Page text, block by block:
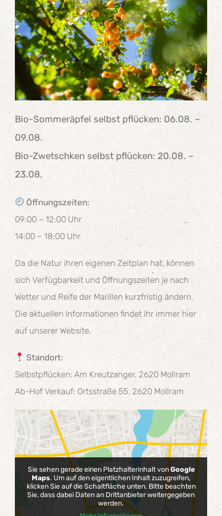
Bio-Sommeräpfel selbst pflücken: 06.08. –
09.08.
Bio-Zwetschken selbst pflücken: 20.08. –
23.08.
Öffnungszeiten:
09:00 – 12:00 Uhr
14:00 – 18:00 Uhr
Da die Natur ihren eigenen Zeitplan hat, können
sich Verfügbarkeit und Öffnungszeiten je nach
Wetter und Reife der Marillen kurzfristig ändern.
Die aktuellen Informationen findet ihr immer hier
auf unserer Website.
Standort:
Selbstpflücken: Am Kreutzanger, 2620 Mollram
Ab-Hof Verkauf: Ortsstraße 55, 2620 Mollram
Sie sehen gerade einen Platzhalterinhalt vonGoogle
Maps. Um auf den eigentlichen Inhalt zuzugreifen,
klicken Sie auf die Schaltfläche unten. Bitte beachten
Sie, dass dabei Daten an Drittanbieter weitergegeben
werden.